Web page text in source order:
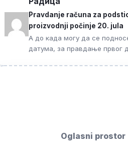
Pravdanje računa za
proizvodnji počinje 20. jula
А до када могу да се
датума, за правдање првог
Oglasni prostor